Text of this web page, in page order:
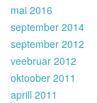
mai 2016
september 2014
september 2012
veebruar 2012
oktoober 2011
aprill 2011